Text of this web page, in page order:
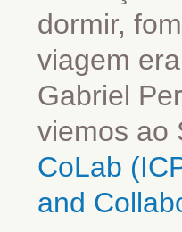
dormir,
viagem
Gabriel
viemos ao
CoLab
and